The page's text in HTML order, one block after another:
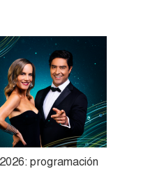
programación